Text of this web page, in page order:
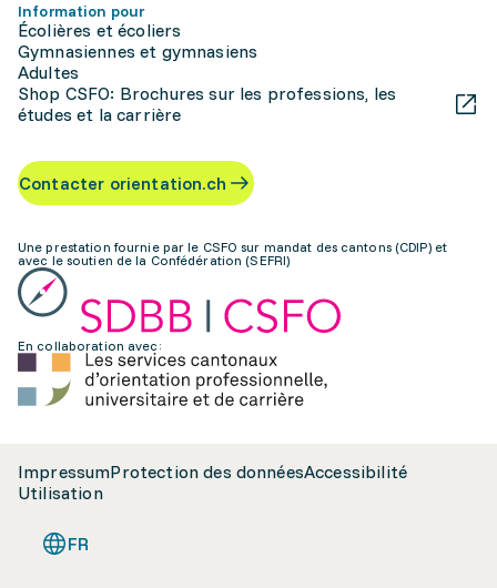
Information pour
Écolières et écoliers
Gymnasiennes et gymnasiens
Adultes
Shop CSFO: Brochures sur les professions, les
études et la carrière
Contacter orientation.ch
Une prestation fournie par le CSFO sur mandat des cantons (CDIP) et
avec le soutien de la Confédération (SEFRI)
En collaboration avec:
ImpressumProtection des donnéesAccessibilité
Utilisation
FR